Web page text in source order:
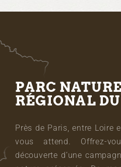
PARC
RÉGIONAL DU
Près de Paris, entre Loire
vous attend. Offrez-
découverte d’une